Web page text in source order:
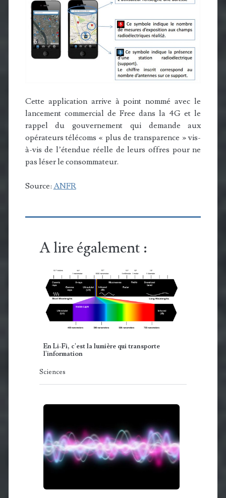
Cette application arrive à point nommé avec le
lancement commercial de Free dans la 4G et le
rappel du gouvernement qui demande aux
opérateurs télécoms « plus de transparence » vis-
à-vis de l’étendue réelle de leurs offres pour ne
pas léser le consommateur.
Source: ANFR
A lire également :
En Li-Fi, c'est la lumière qui transporte
l'information
Sciences